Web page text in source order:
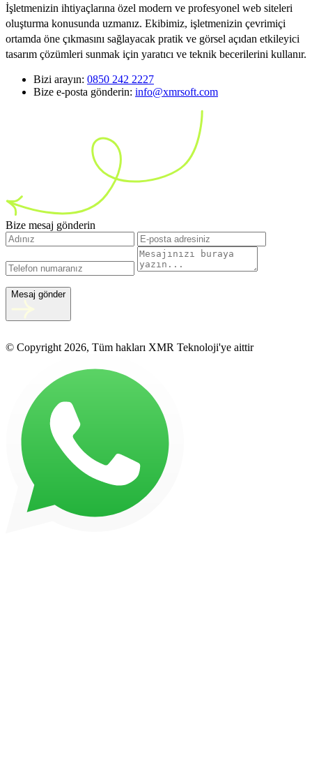
İşletmenizin ihtiyaçlarına özel modern ve profesyonel web siteleri
oluşturma konusunda uzmanız. Ekibimiz, işletmenizin çevrimiçi
ortamda öne çıkmasını sağlayacak pratik ve görsel açıdan etkileyici
tasarım çözümleri sunmak için yaratıcı ve teknik becerilerini kullanır.
Bizi arayın: 0850 242 2227
Bize e-posta gönderin: info@xmrsoft.com
Bize mesaj gönderin
Mesaj gönder
© Copyright 2026, Tüm hakları XMR Teknoloji'ye aittir